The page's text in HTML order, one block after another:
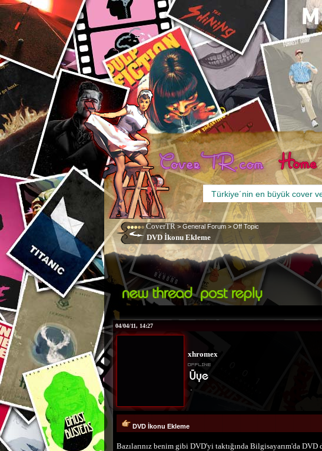
CoverTR > General Forum > Off Topic
DVD İkonu Ekleme
04/04/11, 14:27
xhromex
DVD İkonu Ekleme
Bazılarınız benim gibi DVD'yi taktığında Bilgisayarım'da